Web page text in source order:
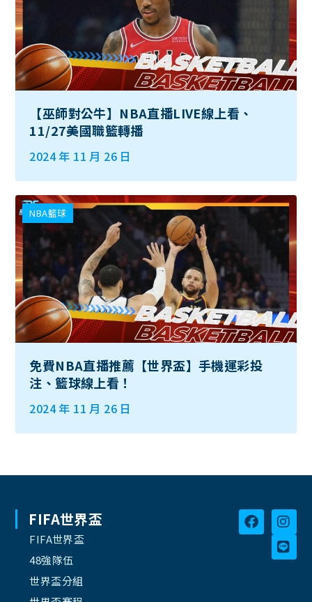
【巫師對公牛】NBA直播LIVE線上看、
11/27美國職籃轉播
2024 年 11 月 26 日
NBA籃球
免費NBA直播推薦【世界盃】手機運彩投
注、籃球線上看！
2024 年 11 月 26 日
FIFA世界盃
FIFA世界盃
48強隊伍
世界盃分組